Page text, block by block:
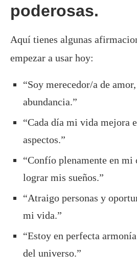
poderosas.
Aquí tienes algunas
empezar a usar hoy:
“Soy merecedor/a de
abundancia.”
“Cada día mi vida mejora
aspectos.”
“Confío plenamente en mi
lograr mis sueños.”
“Atraigo personas y
mi vida.”
“Estoy en perfecta
del universo.”